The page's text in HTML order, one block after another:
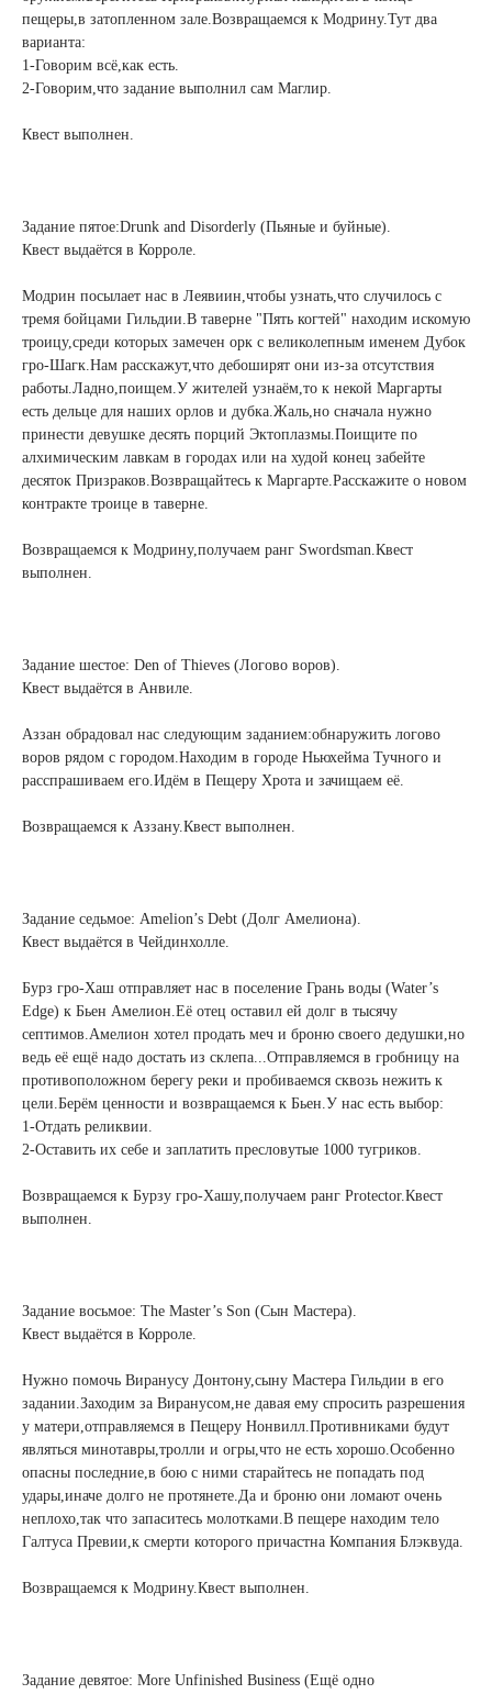
пещеры,в затопленном зале.Возвращаемся к Модрину.Тут два
варианта:
1-Говорим всё,как есть.
2-Говорим,что задание выполнил сам Маглир.
Квест выполнен.
Задание пятое:Drunk and Disorderly (Пьяные и буйные).
Квест выдаётся в Корроле.
Модрин посылает нас в Леявиин,чтобы узнать,что случилось с
тремя бойцами Гильдии.В таверне "Пять когтей" находим искомую
троицу,среди которых замечен орк с великолепным именем Дубок
гро-Шагк.Нам расскажут,что дебоширят они из-за отсутствия
работы.Ладно,поищем.У жителей узнаём,то к некой Маргарты
есть дельце для наших орлов и дубка.Жаль,но сначала нужно
принести девушке десять порций Эктоплазмы.Поищите по
алхимическим лавкам в городах или на худой конец забейте
десяток Призраков.Возвращайтесь к Маргарте.Расскажите о новом
контракте троице в таверне.
Возвращаемся к Модрину,получаем ранг Swordsman.Квест
выполнен.
Задание шестое: Den of Thieves (Логово воров).
Квест выдаётся в Анвиле.
Аззан обрадовал нас следующим заданием:обнаружить логово
воров рядом с городом.Находим в городе Ньюхейма Тучного и
расспрашиваем его.Идём в Пещеру Хрота и зачищаем её.
Возвращаемся к Аззану.Квест выполнен.
Задание седьмое: Amelion’s Debt (Долг Амелиона).
Квест выдаётся в Чейдинхолле.
Бурз гро-Хаш отправляет нас в поселение Грань воды (Water’s
Edge) к Бьен Амелион.Её отец оставил ей долг в тысячу
септимов.Амелион хотел продать меч и броню своего дедушки,но
ведь её ещё надо достать из склепа...Отправляемся в гробницу на
противоположном берегу реки и пробиваемся сквозь нежить к
цели.Берём ценности и возвращаемся к Бьен.У нас есть выбор:
1-Отдать реликвии.
2-Оставить их себе и заплатить пресловутые 1000 тугриков.
Возвращаемся к Бурзу гро-Хашу,получаем ранг Protector.Квест
выполнен.
Задание восьмое: The Master’s Son (Сын Мастера).
Квест выдаётся в Корроле.
Нужно помочь Виранусу Донтону,сыну Мастера Гильдии в его
задании.Заходим за Виранусом,не давая ему спросить разрешения
у матери,отправляемся в Пещеру Нонвилл.Противниками будут
являться минотавры,тролли и огры,что не есть хорошо.Особенно
опасны последние,в бою с ними старайтесь не попадать под
удары,иначе долго не протянете.Да и броню они ломают очень
неплохо,так что запаситесь молотками.В пещере находим тело
Галтуса Превии,к смерти которого причастна Компания Блэквуда.
Возвращаемся к Модрину.Квест выполнен.
Задание девятое: More Unfinished Business (Ещё одно